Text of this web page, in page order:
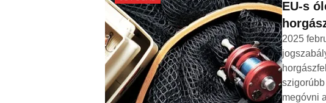
EU-s
2025
megóvni